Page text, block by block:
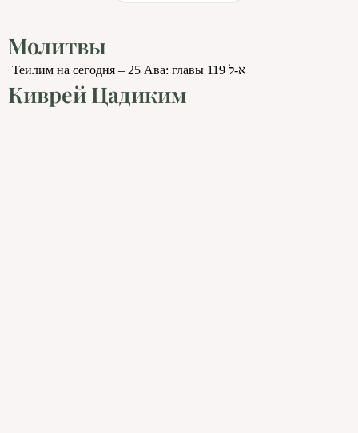
Молитвы
Теилим на сегодня – 25 Ава: главы 119 א-ל
Киврей Цадиким